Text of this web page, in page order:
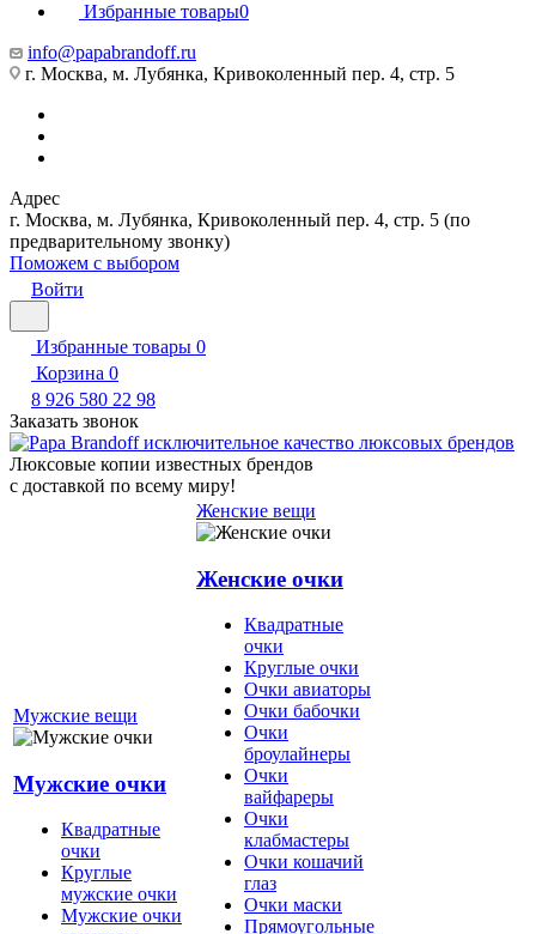
Избранные товары0
info@papabrandoff.ru
г. Москва, м. Лубянка, Кривоколенный пер. 4, стр. 5
Адрес
г. Москва, м. Лубянка, Кривоколенный пер. 4, стр. 5 (по
предварительному звонку)
Поможем с выбором
Войти
Избранные товары 0
Корзина 0
8 926 580 22 98
Заказать звонок
Люксовые копии известных брендов
с доставкой по всему миру!
Мужские вещи
Мужские очки
Квадратные
очки
Круглые
мужские очки
Мужские очки
Женские вещи
Женские очки
Квадратные
очки
Круглые очки
Очки авиаторы
Очки бабочки
Очки
броулайнеры
Очки
вайфареры
Очки
клабмастеры
Очки кошачий
глаз
Очки маски
Прямоугольные